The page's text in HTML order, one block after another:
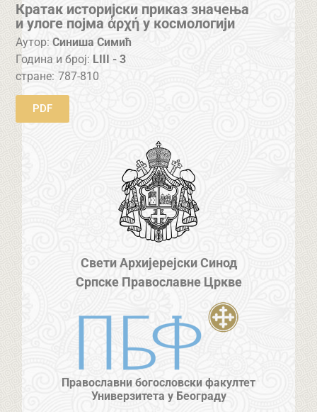
Кратак историјски приказ значења
и улоге појма ἀρχή у космологији
Аутор: Синиша Симић
Година и број: LIII - 3
стране: 787-810
PDF
Свети Архијерејски Синод
Српске Православне Цркве
Православни богословски факултет
Универзитета у Београду